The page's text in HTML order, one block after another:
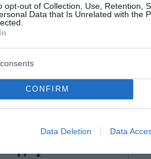
opt-out of Collection, Use, Retention,
Data that Is Unrelated with the
CONFIRM
Data Deletion Data
συνετρίβη τμήμα